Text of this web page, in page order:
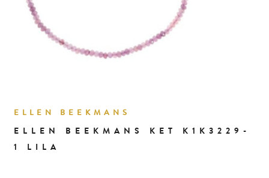
ELLEN BEEKMANS
ELLEN BEEKMANS KET K1K3229-
1 LILA